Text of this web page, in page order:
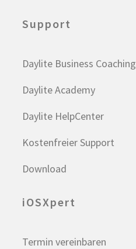
Support
Daylite Business Coaching
Daylite Academy
Daylite HelpCenter
Kostenfreier Support
Download
iOSXpert
Termin vereinbaren